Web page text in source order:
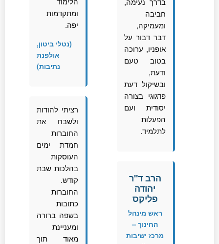
חביבה
ומעמיקה,
דבר דבור על
אופניו, ערוכה
בטוב טעם
ודעת,
ובשיקול דעת
פדגוגי בצורה
יסודית ועם
הפעלות
לתלמיד.
הרב ד"ר
יהודה
פליקס
ראש מינהל
החינוך –
מרכז ישיבות
ומתקדמות
יפה.
(נטלי ביטון,
אולפנת
נתיבות)
רציתי להודות
ולשבח את
החוברות
חמדת ימים
העוסקות
בהלכות שבת
קודש.
החוברות
כתובות
בשפה ברורה
ומעניינת
מאוד תוך